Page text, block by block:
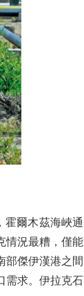
爾木茲海峽通
情況最糟，僅能
部傑伊漢港之間
需求。伊拉克石